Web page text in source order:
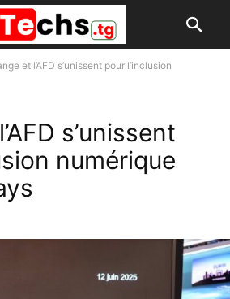
et l’AFD s’unissent pour l’inclusion
s’unissent
numérique